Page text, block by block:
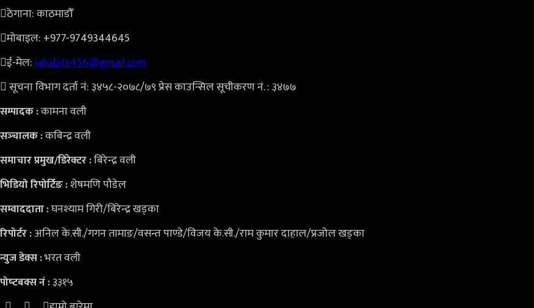
ठेगाना: काठमाडौँ
मोबाइल: +977-9749344645
ई-मेल:jaljalatv456@gmail.com
सूचना विभाग दर्ता नं: ३४५८-२०७८/७९ प्रेस काउन्सिल सूचीकरण नं. : ३४७७
सम्पादक :कामना वली
सञ्‍चालक :कबिन्द्र वली
समाचार प्रमुख/डिरेक्टर :बिरेन्द्र वली
भिडियोरिपोर्टिङ :शेषमणि पौडेल
सम्वाददाता :घनश्याम गिरी/बिरेन्द्र खड्का
रिपोर्टर :अनिल के.सी./गगन तामाङ/वसन्त पाण्डे/विजय के.सी./राम कुमार दाहाल/प्रजोल खड्का
न्युज डेक्स:भरत वली
पोष्‍टबक्स नं :३३१५